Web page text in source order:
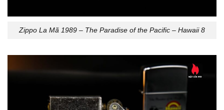
Zippo La Mã 1989 – The Paradise of the Pacific – Hawaii 8